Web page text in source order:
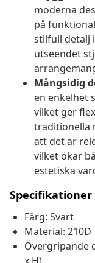
moderna
på
stilfull detalj
utseendet
Mångsidig
en enkelhet
vilket ger
traditionella
att det är
vilket ökar
estetiska
Specifikationer
Färg: Svart
Material: 210D
Övergripande